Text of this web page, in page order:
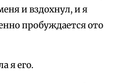
и вздохнул, и я
пробуждается ото
я его.